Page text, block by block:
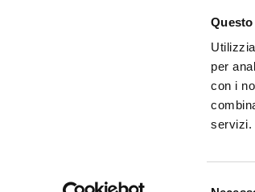
per
con i
servizi.